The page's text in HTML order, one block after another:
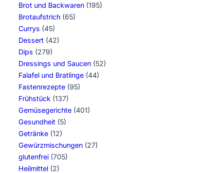
Brot und Backwaren (195)
Brotaufstrich (65)
Currys (45)
Dessert (42)
Dips (279)
Dressings und Saucen (52)
Falafel und Bratlinge (44)
Fastenrezepte (95)
Frühstück (137)
Gemüsegerichte (401)
Gesundheit (5)
Getränke (12)
Gewürzmischungen (27)
glutenfrei (705)
Heilmittel (2)